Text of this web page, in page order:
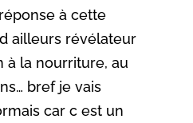
à cette
ailleurs révélateur
à la nourriture, au
bref je vais
car c est un